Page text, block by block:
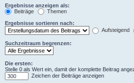
Ergebnisse anzeigen als:
Beiträge
Themen
Ergebnisse sortieren nach:
Aufsteigend
Suchzeitraum begrenzen:
Die ersten:
Stelle 0 als Wert ein, damit der komplette Beitrag
Zeichen der Beiträge anzeigen